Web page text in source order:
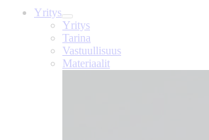
Yritys
Yritys
Tarina
Vastuullisuus
Materiaalit